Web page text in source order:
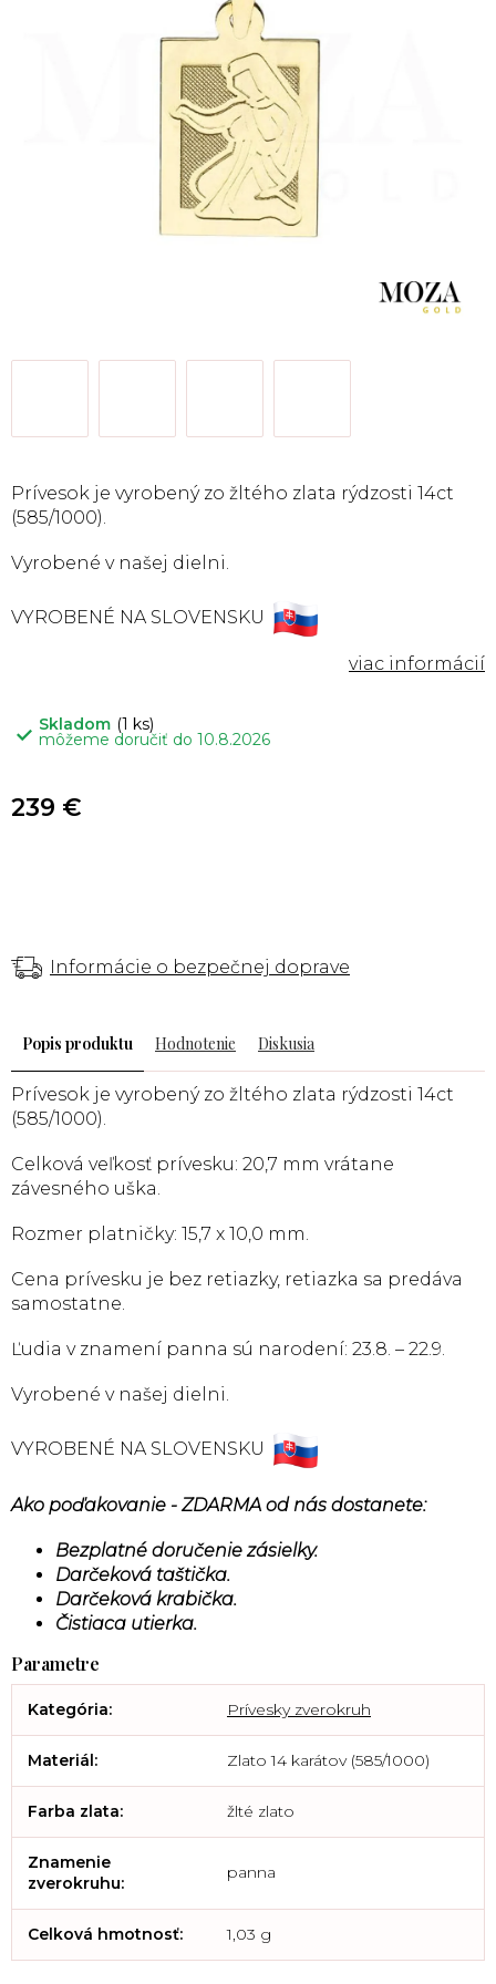
Skladom (1 ks)
môžeme doručiť do 10.8.2026
Prívesok je vyrobený zo žltého zlata rýdzosti 14ct
(585/1000).
Vyrobené v našej dielni.
VYROBENÉ NA SLOVENSKU
Informácie o bezpečnej doprave
239 €
Popis Hodnotenie Diskusia
Prívesok je vyrobený zo žltého zlata rýdzosti 14ct
(585/1000).
Celková veľkosť prívesku: 20,7 mm vrátane
závesného uška.
Rozmer platničky: 15,7 x 10,0 mm.
Cena prívesku je bez retiazky, retiazka sa predáva
samostatne.
Ľudia v znamení panna sú narodení: 23.8. – 22.9.
Vyrobené v našej dielni.
VYROBENÉ NA SLOVENSKU
Ako poďakovanie - ZDARMA od nás dostanete:
Bezplatné doručenie zásielky.
Darčeková taštička.
Darčeková krabička.
Čistiaca utierka.
Kategória: Prívesky zverokruh
Materiál: Zlato 14 karátov (585/1000)
Farba zlata: žlté zlato
Znamenie
zverokruhu:
panna
Celková hmotnosť: 1,03 g